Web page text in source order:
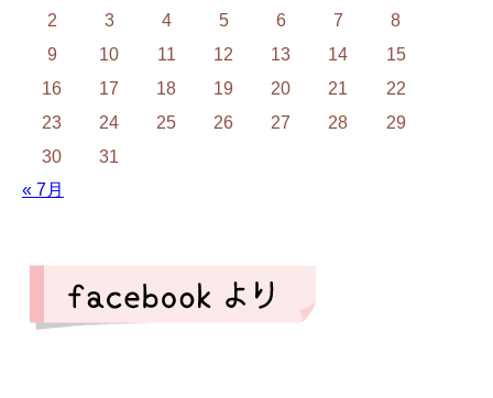
2
3 4 5 6 7
8
9
10 11 12 13 14
15
16
17 18 19 20 21
22
23
24 25 26 27 28
29
30
31
« 7月